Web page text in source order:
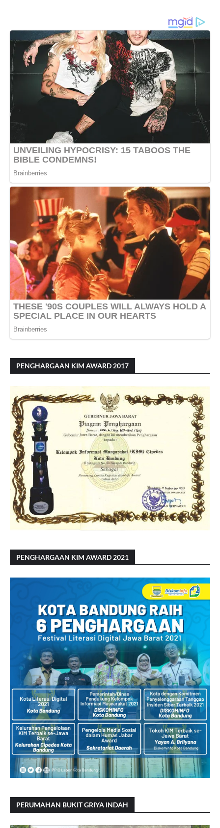
PENGHARGAAN KIM AWARD 2017
PENGHARGAAN KIM AWARD 2021
PERUMAHAN BUKIT GRIYA INDAH